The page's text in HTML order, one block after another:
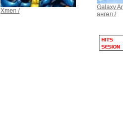
Xmen /
Galaxy
ангел /